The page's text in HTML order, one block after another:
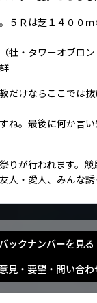
５Ｒは芝１４００
牡・タワーオブロ
だけならここでは抜
ね。最後に何か言
りが行われます。
人・愛人、みんな誘
バックナンバーを見る
見・要望・問い合わ